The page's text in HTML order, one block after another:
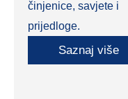
činjenice, savjete i
prijedloge.
Saznaj više